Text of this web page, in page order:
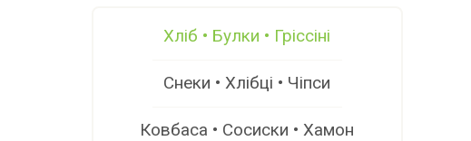
Хліб • Булки • Гріссіні
Снеки • Хлібці • Чіпси
Ковбаса • Сосиски • Хамон